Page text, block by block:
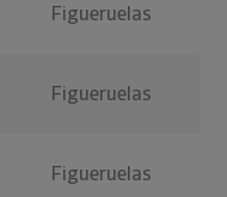
Figueruelas
Figueruelas
Figueruelas